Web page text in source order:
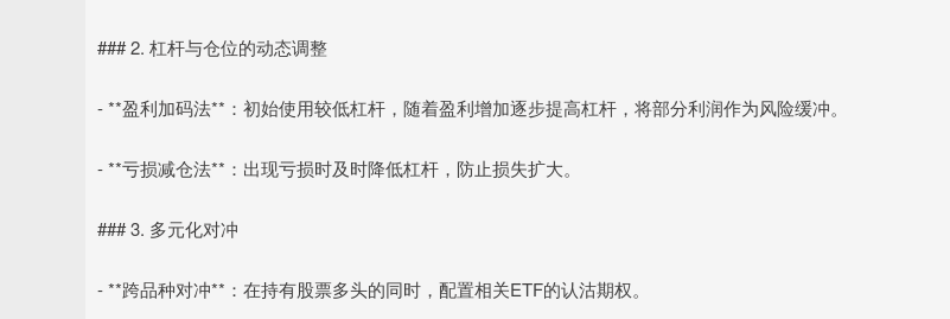
### 2. 杠杆与仓位的动态调整
- **盈利加码法**：初始使用较低杠杆，随着盈利增加逐步提高杠杆，将部分利润作为风险缓冲。
- **亏损减仓法**：出现亏损时及时降低杠杆，防止损失扩大。
### 3. 多元化对冲
- **跨品种对冲**：在持有股票多头的同时，配置相关ETF的认沽期权。